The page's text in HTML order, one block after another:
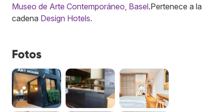
Museo de Arte Contemporáneo, Basel.Pertenece a la
cadena Design Hotels.
Fotos